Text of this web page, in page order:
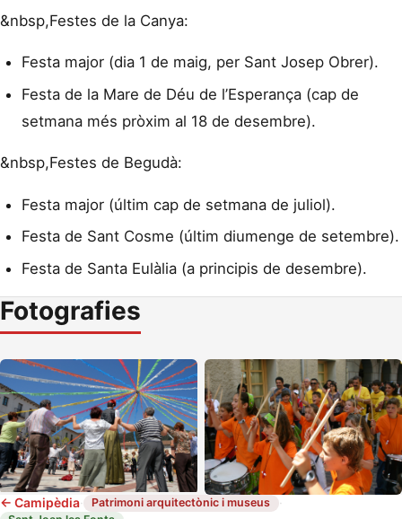
&nbsp,Festes de la Canya:
Festa major (dia 1 de maig, per Sant Josep Obrer).
Festa de la Mare de Déu de l’Esperança (cap de
setmana més pròxim al 18 de desembre).
&nbsp,Festes de Begudà:
Festa major (últim cap de setmana de juliol).
Festa de Sant Cosme (últim diumenge de setembre).
Festa de Santa Eulàlia (a principis de desembre).
Fotografies
← Camipèdia· Patrimoni arquitectònic i museus ·